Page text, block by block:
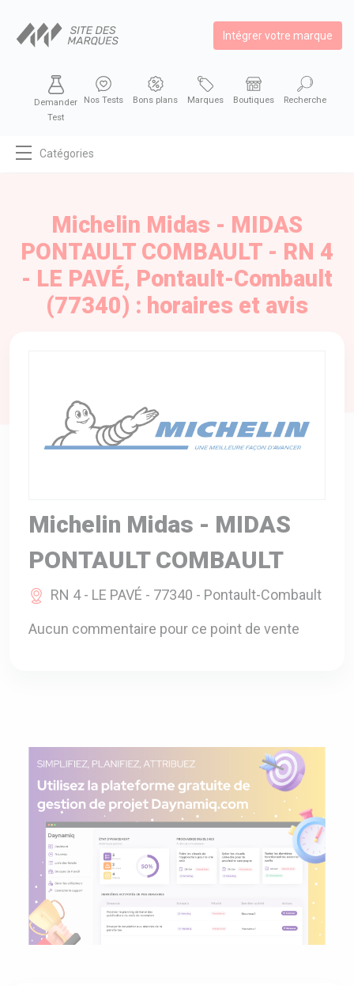
Intégrer votre marque
Demander
Test
Nos Tests Bons plans Marques Boutiques Recherche
Catégories
BIEN CHEZ SOI
BIO & ENVIRONNEMENT
ENTREPRISE
ANIMAUX
Michelin Midas - MIDAS
PONTAULT COMBAULT - RN 4
- LE PAVÉ, Pontault-Combault
(77340) : horaires et avis
Michelin Midas - MIDAS
PONTAULT COMBAULT
RN 4 - LE PAVÉ - 77340 - Pontault-Combault
Aucun commentaire pour ce point de vente